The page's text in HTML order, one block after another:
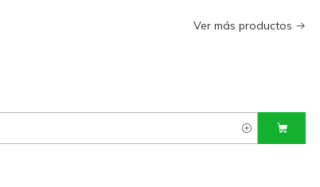
Ver más productos